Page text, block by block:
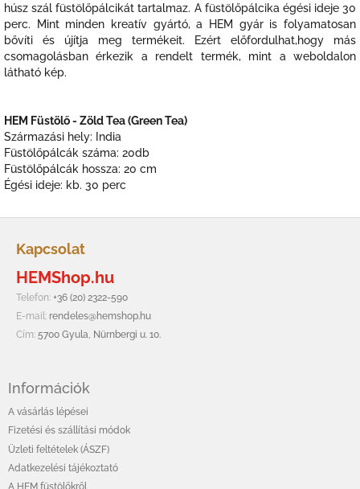
húsz szál füstölőpálcikát tartalmaz. A füstölőpálcika égési ideje 30
perc. Mint minden kreatív gyártó, a HEM gyár is folyamatosan
bővíti és újítja meg termékeit. Ezért előfordulhat,hogy más
csomagolásban érkezik a rendelt termék, mint a weboldalon
látható kép.
HEM Füstölő - Zöld Tea (Green Tea)
Származási hely: India
Füstölőpálcák száma: 20db
Füstölőpálcák hossza: 20 cm
Égési ideje: kb. 30 perc
Kapcsolat
HEMShop.hu
Telefon: +36 (20) 2322-590
E-mail: rendeles@hemshop.hu
Cím: 5700 Gyula, Nürnbergi u. 10.
Információk
A vásárlás lépései
Fizetési és szállítási módok
Üzleti feltételek (ÁSZF)
Adatkezelési tájékoztató
A HEM füstölőkről